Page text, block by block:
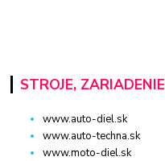
STROJE, ZARIADENIE
www.auto-diel.sk
www.auto-techna.sk
www.moto-diel.sk